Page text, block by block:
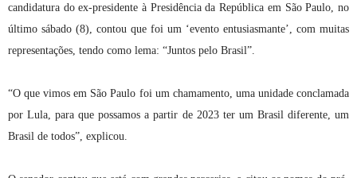
candidatura do ex-presidente à Presidência da República em São Paulo, no
último sábado (8), contou que foi um ‘evento entusiasmante’, com muitas
representações, tendo como lema: “Juntos pelo Brasil”.
“O que vimos em São Paulo foi um chamamento, uma unidade conclamada
por Lula, para que possamos a partir de 2023 ter um Brasil diferente, um
Brasil de todos”, explicou.